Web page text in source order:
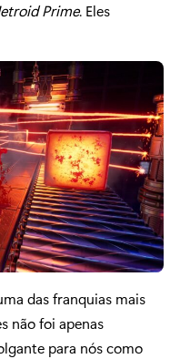
Prime. Eles
das franquias mais
não foi apenas
para nós como